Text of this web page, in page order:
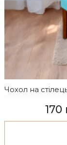
Чохол на
170